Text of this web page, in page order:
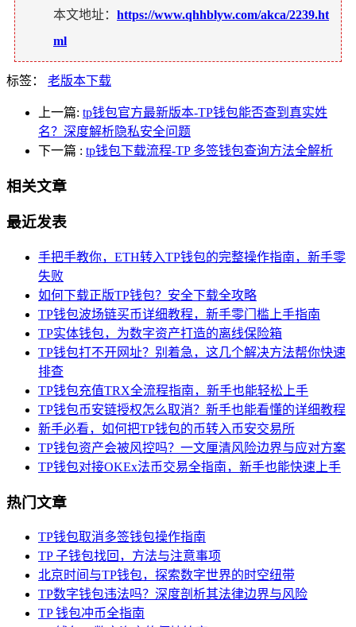
本文地址： https://www.qhhblyw.com/akca/2239.ht
ml
标签： 老版本下载
上一篇: tp钱包官方最新版本-TP钱包能否查到真实姓
名？深度解析隐私安全问题
下一篇 : tp钱包下载流程-TP 多签钱包查询方法全解析
相关文章
最近发表
手把手教你，ETH转入TP钱包的完整操作指南，新手零
失败
如何下载正版TP钱包？安全下载全攻略
TP钱包波场链买币详细教程，新手零门槛上手指南
TP实体钱包，为数字资产打造的离线保险箱
TP钱包打不开网址？别着急，这几个解决方法帮你快速
排查
TP钱包充值TRX全流程指南，新手也能轻松上手
TP钱包币安链授权怎么取消？新手也能看懂的详细教程
新手必看，如何把TP钱包的币转入币安交易所
TP钱包资产会被风控吗？一文厘清风险边界与应对方案
TP钱包对接OKEx法币交易全指南，新手也能快速上手
热门文章
TP钱包取消多签钱包操作指南
TP 子钱包找回，方法与注意事项
北京时间与TP钱包，探索数字世界的时空纽带
TP数字钱包违法吗？深度剖析其法律边界与风险
TP 钱包冲币全指南